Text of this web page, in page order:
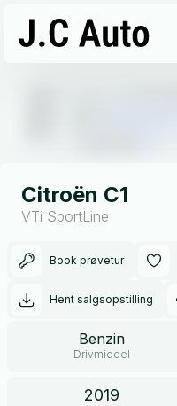
Citroën C1
VTi SportLine
Book prøvetur
Hent salgsopstilling
Benzin
Drivmiddel
2019